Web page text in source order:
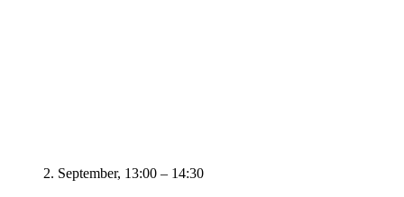
2. September, 13:00 – 14:30